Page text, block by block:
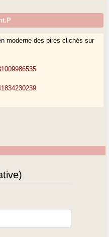
moderne des pires clichés sur